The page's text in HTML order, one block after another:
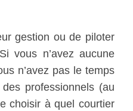
gestion ou de piloter
vous n’avez aucune
n’avez pas le temps
professionnels (au
choisir à quel courtier